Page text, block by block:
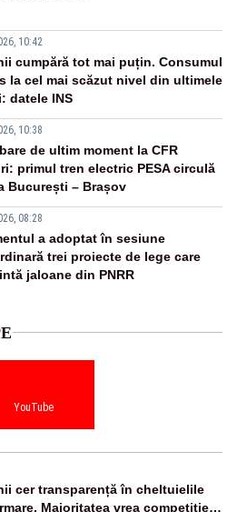
10:42
cumpără tot mai puțin. Consumul
la cel mai scăzut nivel din ultimele
datele INS
10:38
de ultim moment la CFR
primul tren electric PESA circulă
București – Brașov
08:28
a adoptat în sesiune
trei proiecte de lege care
jaloane din PNRR
YouTube
cer transparență în cheltuielile
Majoritatea vrea competiție